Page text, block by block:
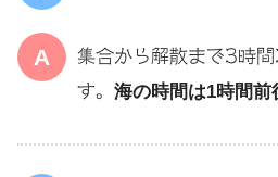
集合から解散まで3時
す。 海の時間は1時間前